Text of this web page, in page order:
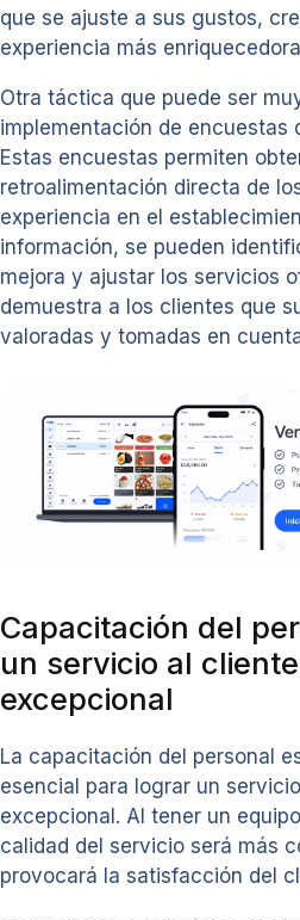
que se ajuste a sus gustos,
experiencia más
Otra táctica que puede ser
implementación de encuestas
Estas encuestas permiten
retroalimentación directa de
experiencia en el
información, se pueden
mejora y ajustar los servicios
demuestra a los clientes que
valoradas y tomadas en
Capacitación del
un servicio al cliente
excepcional
La capacitación del personal
esencial para lograr un
excepcional. Al tener un
calidad del servicio será más
provocará la satisfacción del